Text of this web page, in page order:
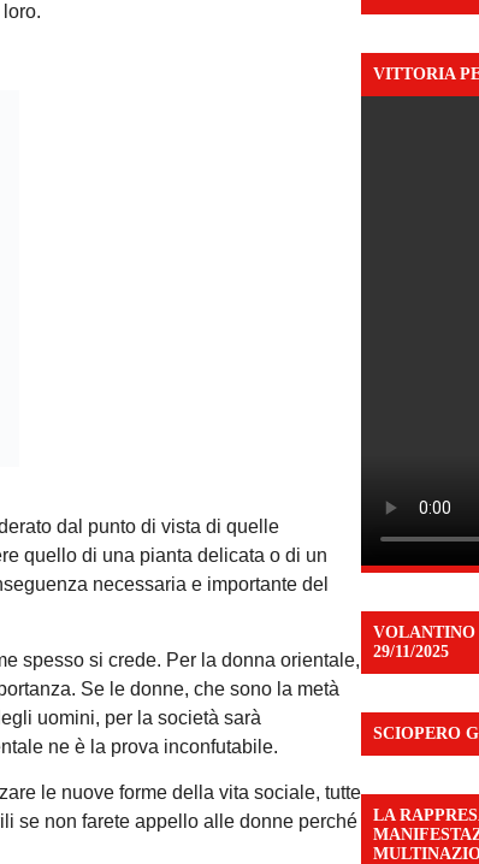
dal punto di vista di quelle
quello di una pianta delicata o di un
necessaria e importante del
spesso si crede. Per la donna orientale,
Se le donne, che sono la metà
uomini, per la società sarà
ne è la prova inconfutabile.
le nuove forme della vita sociale, tutte
se non farete appello alle donne perché
VITTORIA
VOLANTINO
29/11/2025
SCIOPERO
LA